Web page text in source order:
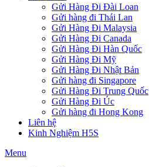
Gửi Hàng Đi Đài Loan
Gửi hàng đi Thái Lan
Gửi Hàng Đi Malaysia
Gửi Hàng Đi Canada
Gửi Hàng Đi Hàn Quốc
Gửi Hàng Đi Mỹ
Gửi Hàng Đi Nhật Bản
Gửi hàng đi Singapore
Gửi Hàng Đi Trung Quốc
Gửi Hàng Đi Úc
Gửi hàng đi Hong Kong
Liên hệ
Kinh Nghiệm H5S
Menu